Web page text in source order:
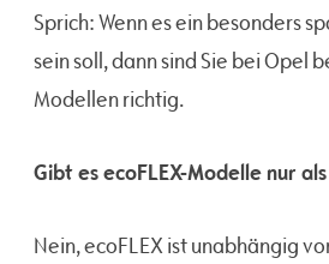
Sprich: Wenn es ein besonders
sein soll, dann sind Sie bei Opel
Modellen richtig.
Gibt es ecoFLEX-Modelle nur
Nein, ecoFLEX ist unabhängig